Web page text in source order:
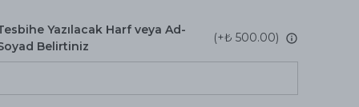
Yazılacak Harf veya Ad-
Belirtiniz
(+₺ 500.00)